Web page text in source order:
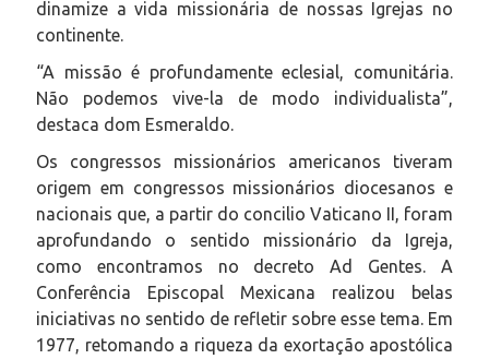
dinamize a vida missionária de nossas Igrejas no
continente.
“A missão é profundamente eclesial, comunitária.
Não podemos vive-la de modo individualista”,
destaca dom Esmeraldo.
Os congressos missionários americanos tiveram
origem em congressos missionários diocesanos e
nacionais que, a partir do concilio Vaticano II, foram
aprofundando o sentido missionário da Igreja,
como encontramos no decreto Ad Gentes. A
Conferência Episcopal Mexicana realizou belas
iniciativas no sentido de refletir sobre esse tema. Em
1977, retomando a riqueza da exortação apostólica